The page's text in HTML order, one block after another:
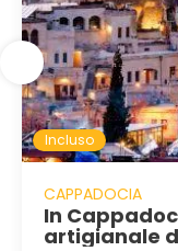
Incluso
CAPPADOCIA
In
artigianale